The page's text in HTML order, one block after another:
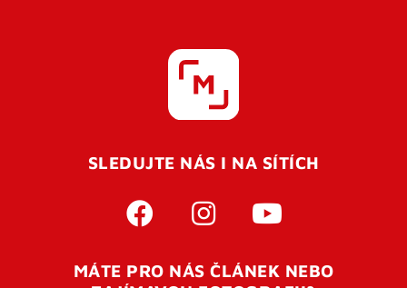
SLEDUJTE NÁS I NA SÍTÍCH
MÁTE PRO NÁS ČLÁNEK NEBO